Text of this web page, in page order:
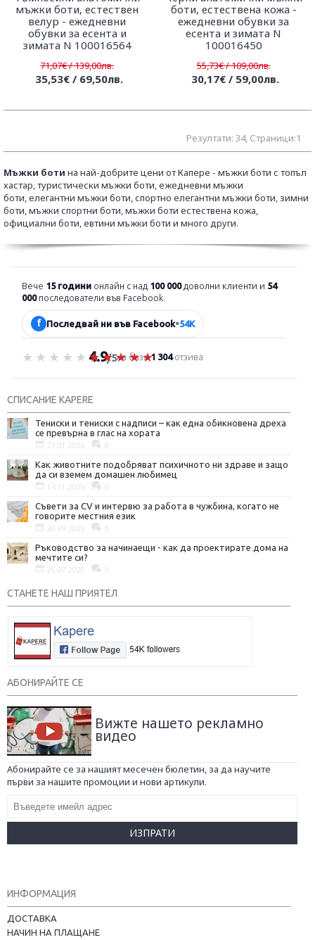
мъжки боти, естествен
велур - ежедневни
обувки за есента и
зимата N 100016564
71,07€ / 139,00лв.
35,53€ / 69,50лв.
боти, естествена кожа -
ежедневни обувки за
есента и зимата N
100016450
55,73€ / 109,00лв.
30,17€ / 59,00лв.
Резултати: 34, Страници:1
Мъжки боти на най-добрите цени от Капере - мъжки боти с топъл
хастар, туристически мъжки боти, ежедневни мъжки
боти, елегантни мъжки боти, спортно елегантни мъжки боти, зимни
боти, мъжки спортни боти, мъжки боти естествена кожа,
официални боти, евтини мъжки боти и много други.
Вече 15 години онлайн с над 100 000доволни клиенти и 54
000последователи във Facebook.
f Последвай ни във Facebook•54K
Оценка 4.9 от 5
4.9/5на база1 304отзива
СПИСАНИЕ KAPERE
Тениски и тениски с надписи – как една обикновена дреха
се превърна в глас на хората
27.01.2026 0
Как животните подобряват психичното ни здраве и защо
да си вземем домашен любимец
14.11.2025 0
Съвети за CV и интервю за работа в чужбина, когато не
говорите местния език
30.09.2025 0
Ръководство за начинаещи - как да проектирате дома на
мечтите си?
25.07.2025 0
СТАНЕТЕ НАШ ПРИЯТЕЛ
АБОНИРАЙТЕ СЕ
Вижте нашето рекламно
видео
Абонирайте се за нашият месечен бюлетин, за да научите
първи за нашите промоции и нови артикули.
ИЗПРАТИ
ИНФОРМАЦИЯ
ДОСТАВКА
НАЧИН НА ПЛАЩАНЕ